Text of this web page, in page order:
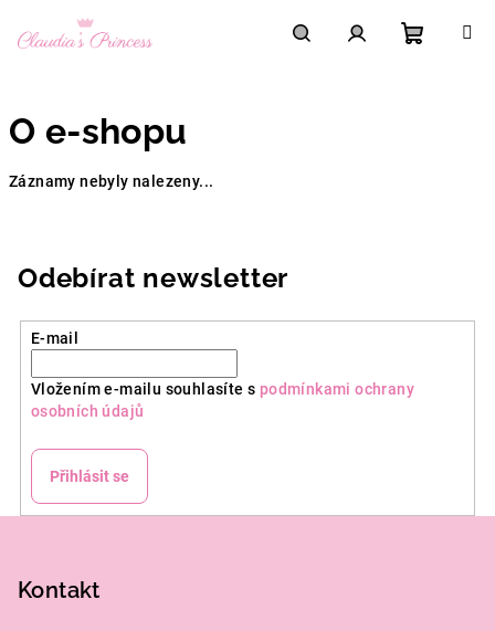
obsah
O e-shopu
Záznamy nebyly nalezeny...
Odebírat newsletter
E-mail
Vložením e-mailu souhlasíte s podmínkami ochrany
osobních údajů
Přihlásit se
Kontakt